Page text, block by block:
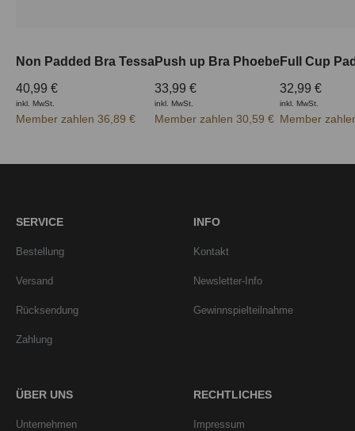
Non Padded Bra Tessa
40,99 €
inkl. MwSt.
Member zahlen 36,89 €
Push up Bra Phoebe
33,99 €
inkl. MwSt.
Member zahlen 30,59 €
32,99 €
inkl. MwSt.
Member
SERVICE
Bestellung
Versand
Rücksendung
Zahlung
INFO
Kontakt
Newsletter-Info
Gewinnspielteilnahme
ÜBER UNS
Unternehmen
RECHTLICHES
Impressum